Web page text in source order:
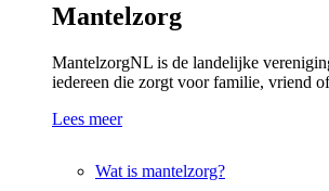
Mantelzorg
MantelzorgNL is de landelijke
iedereen die zorgt voor familie, vriend
Lees meer
Wat is mantelzorg?